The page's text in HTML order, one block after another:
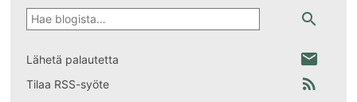
Hae
search
Lähetä palautetta email
Tilaa RSS-syöte rss_feed